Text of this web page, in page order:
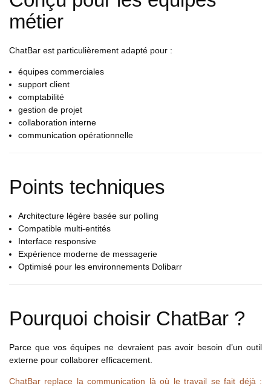
métier
ChatBar est particulièrement adapté pour :
équipes commerciales
support client
comptabilité
gestion de projet
collaboration interne
communication opérationnelle
Points techniques
Architecture légère basée sur polling
Compatible multi-entités
Interface responsive
Expérience moderne de messagerie
Optimisé pour les environnements Dolibarr
Pourquoi choisir ChatBar ?
Parce que vos équipes ne devraient pas avoir besoin d’un outil
externe pour collaborer efficacement.
ChatBar replace la communication là où le travail se fait déjà :